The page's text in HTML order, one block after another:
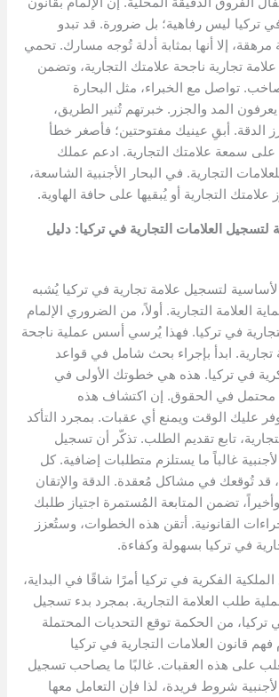
في تركيا ليس رفاهية؛ بل ضرورة. قد تبدو
مرهقة، إلا أنها بمثابة أدلة تُوجه مسارك. تحمي
تجارية ناجحة علامتك التجارية، وتضمن
تواصل مع الخبراء، مثل البحارة
المد والجزر. خبرتهم تُنير الطريق،
الدقة. أبقِ عينيك مفتوحتين؛ فأصغر خطأ
على سمعة علامتك التجارية. ادعم عملك
التجارية. في البحار الأجنبية الشاسعة،
علامتك التجارية أو يُبقيها على حافة الهاوية.
لتسجيل العلامات التجارية في تركيا: دليل
لتسجيل علامة تجارية في تركيا يُشبه
العلامة التجارية. أولاً، من الضروري الإلمام
في تركيا. فهذا يُرسي أسس عملية ناجحة
ابدأ بإجراء بحث شامل في قواعد
في تركيا. هذه هي خطوتك الأولى في
محتمل في الحقوق. إن اكتشاف هذه
عليك الوقت ويمنع أي عقبات. بمجرد التأكد
تابع تقديم الطلب. تذكّر أن تسجيل
غالباً ما يستلزم متطلبات إضافية. كل
قد تُوقعك في مشاكل مُعقدة. الدقة والإتقان
تضمن المتابعة المُستمرة اجتياز طلبك
القانونية. أتقن هذه الخطوات، وستُعزز
في تركيا بسهولة وكفاءة.
الفكرية في تركيا أمرًا شاقًا في البداية،
طلب العلامة التجارية. بمجرد بدء تسجيل
تركيا، من الحكمة توقع التحديات المحتملة
قانون العلامات التجارية في تركيا
على هذه العقبات. غالبًا ما يصاحب تسجيل
شروط فريدة، لذا فإن التعامل معها